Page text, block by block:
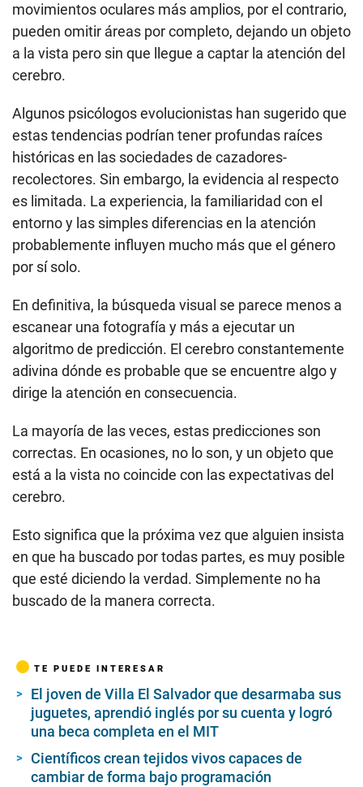
movimientos oculares más amplios, por el contrario,
pueden omitir áreas por completo, dejando un objeto
a la vista pero sin que llegue a captar la atención del
cerebro.
Algunos psicólogos evolucionistas han sugerido que
estas tendencias podrían tener profundas raíces
históricas en las sociedades de cazadores-
recolectores. Sin embargo, la evidencia al respecto
es limitada. La experiencia, la familiaridad con el
entorno y las simples diferencias en la atención
probablemente influyen mucho más que el género
por sí solo.
En definitiva, la búsqueda visual se parece menos a
escanear una fotografía y más a ejecutar un
algoritmo de predicción. El cerebro constantemente
adivina dónde es probable que se encuentre algo y
dirige la atención en consecuencia.
La mayoría de las veces, estas predicciones son
correctas. En ocasiones, no lo son, y un objeto que
está a la vista no coincide con las expectativas del
cerebro.
Esto significa que la próxima vez que alguien insista
en que ha buscado por todas partes, es muy posible
que esté diciendo la verdad. Simplemente no ha
buscado de la manera correcta.
TE PUEDE INTERESAR
El joven de Villa El Salvador que desarmaba sus
juguetes, aprendió inglés por su cuenta y logró
una beca completa en el MIT
Científicos crean tejidos vivos capaces de
cambiar de forma bajo programación